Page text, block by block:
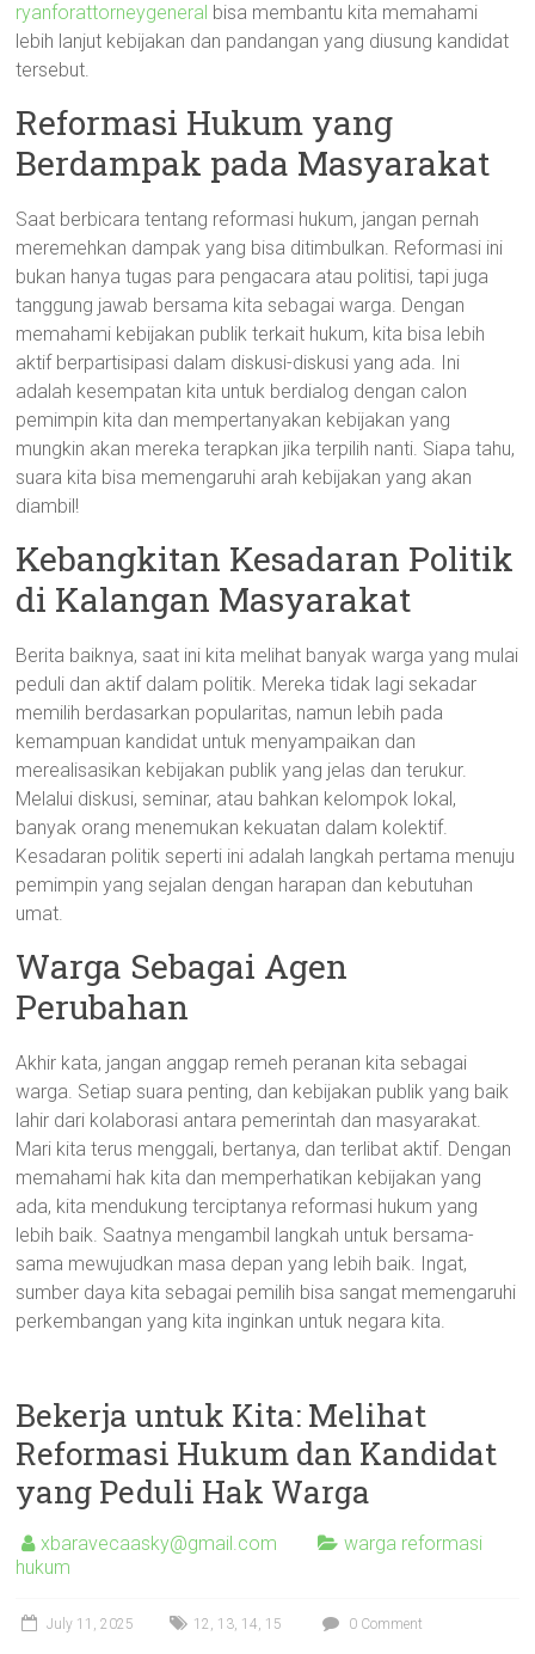
ryanforattorneygeneral bisa membantu kita memahami
lebih lanjut kebijakan dan pandangan yang diusung kandidat
tersebut.
Reformasi Hukum yang
Berdampak pada Masyarakat
Saat berbicara tentang reformasi hukum, jangan pernah
meremehkan dampak yang bisa ditimbulkan. Reformasi ini
bukan hanya tugas para pengacara atau politisi, tapi juga
tanggung jawab bersama kita sebagai warga. Dengan
memahami kebijakan publik terkait hukum, kita bisa lebih
aktif berpartisipasi dalam diskusi-diskusi yang ada. Ini
adalah kesempatan kita untuk berdialog dengan calon
pemimpin kita dan mempertanyakan kebijakan yang
mungkin akan mereka terapkan jika terpilih nanti. Siapa tahu,
suara kita bisa memengaruhi arah kebijakan yang akan
diambil!
Kebangkitan Kesadaran Politik
di Kalangan Masyarakat
Berita baiknya, saat ini kita melihat banyak warga yang mulai
peduli dan aktif dalam politik. Mereka tidak lagi sekadar
memilih berdasarkan popularitas, namun lebih pada
kemampuan kandidat untuk menyampaikan dan
merealisasikan kebijakan publik yang jelas dan terukur.
Melalui diskusi, seminar, atau bahkan kelompok lokal,
banyak orang menemukan kekuatan dalam kolektif.
Kesadaran politik seperti ini adalah langkah pertama menuju
pemimpin yang sejalan dengan harapan dan kebutuhan
umat.
Warga Sebagai Agen
Perubahan
Akhir kata, jangan anggap remeh peranan kita sebagai
warga. Setiap suara penting, dan kebijakan publik yang baik
lahir dari kolaborasi antara pemerintah dan masyarakat.
Mari kita terus menggali, bertanya, dan terlibat aktif. Dengan
memahami hak kita dan memperhatikan kebijakan yang
ada, kita mendukung terciptanya reformasi hukum yang
lebih baik. Saatnya mengambil langkah untuk bersama-
sama mewujudkan masa depan yang lebih baik. Ingat,
sumber daya kita sebagai pemilih bisa sangat memengaruhi
perkembangan yang kita inginkan untuk negara kita.
Bekerja untuk Kita: Melihat
Reformasi Hukum dan Kandidat
yang Peduli Hak Warga
xbaravecaasky@gmail.com
warga reformasi
hukum
July 11, 2025 12 , 13, 14, 15 0 Comment